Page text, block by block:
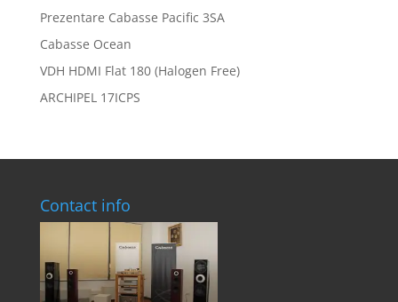
Prezentare Cabasse Pacific 3SA
Cabasse Ocean
VDH HDMI Flat 180 (Halogen Free)
ARCHIPEL 17ICPS
Contact info